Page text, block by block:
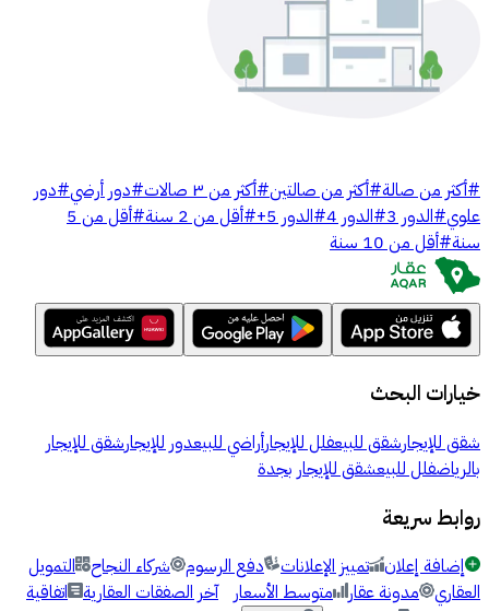
#أكثر من صالة#أكثر من صالتين#أكثر من ٣ صالات #دور أرضي#دور
علوي#الدور 3 #الدور 4 #الدور 5+ #أقل من 2 سنة #
أقل من 5
سنة#أقل من 10 سنة
خيارات البحث
شقق للإيجارشقق للبيعفلل للإيجارأراضي للبيعدور للإيجارشقق للإيجار
بالرياضفلل للبيعشقق للإيجار بجدة
روابط سريعة
إضافة إعلان تمييز الإعلانات دفع الرسوم شركاء النجاح التمويل
العقاري مدونة عقار متوسط الأسعار آخر الصفقات العقارية اتفاقية